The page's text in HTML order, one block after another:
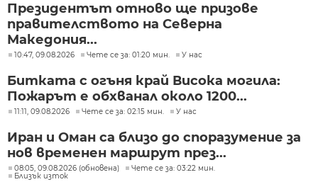
Президентът отново ще призове
правителството на Северна
Македония...
10:47, 09.08.2026 Чете се за: 01:20 мин. У нас
Битката с огъня край Висока могила:
Пожарът е обхванал около 1200...
11:11, 09.08.2026 Чете се за: 02:15 мин. У нас
Иран и Оман са близо до споразумение за
нов временен маршрут през...
08:05, 09.08.2026 (обновена)
Чете се за: 03:22 мин.
Близък изток